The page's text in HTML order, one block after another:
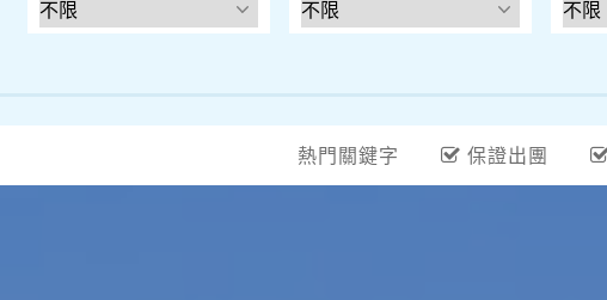
熱門關鍵字 保證出團